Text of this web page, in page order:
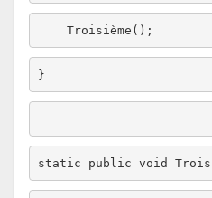
static public void